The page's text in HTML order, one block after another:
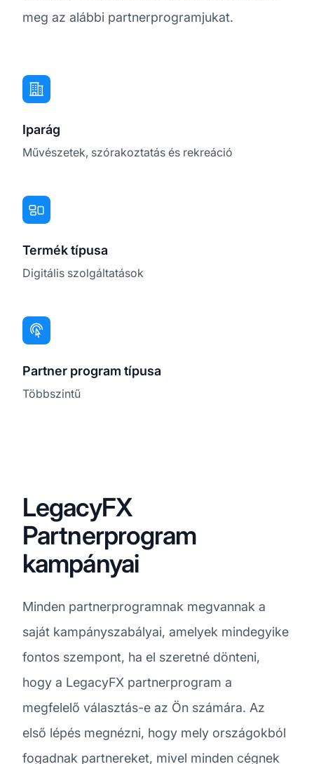
meg az alábbi partnerprogramjukat.
Iparág
Művészetek, szórakoztatás és rekreáció
Termék típusa
Digitális szolgáltatások
Partner program típusa
Többszintű
LegacyFX
Partnerprogram
kampányai
Minden partnerprogramnak megvannak a
saját kampányszabályai, amelyek mindegyike
fontos szempont, ha el szeretné dönteni,
hogy a LegacyFX partnerprogram a
megfelelő választás-e az Ön számára. Az
első lépés megnézni, hogy mely országokból
fogadnak partnereket, mivel minden cégnek